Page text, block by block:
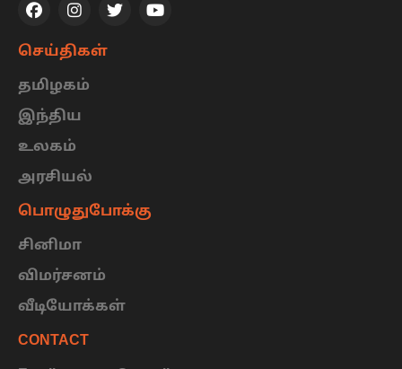
செய்திகள்
தமிழகம்
இந்திய
உலகம்
அரசியல்
பொழுதுபோக்கு
சினிமா
விமர்சனம்
வீடியோக்கள்
CONTACT